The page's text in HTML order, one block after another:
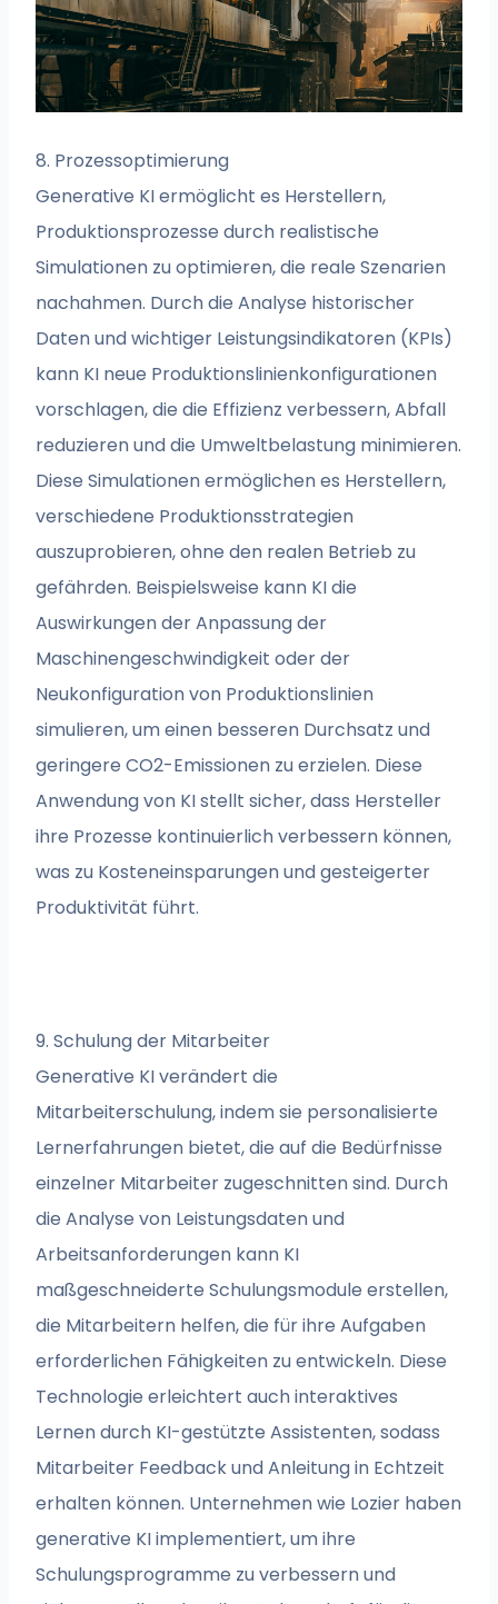
8. Prozessoptimierung
Generative KI ermöglicht es Herstellern,
Produktionsprozesse durch realistische
Simulationen zu optimieren, die reale Szenarien
nachahmen. Durch die Analyse historischer
Daten und wichtiger Leistungsindikatoren (KPIs)
kann KI neue Produktionslinienkonfigurationen
vorschlagen, die die Effizienz verbessern, Abfall
reduzieren und die Umweltbelastung minimieren.
Diese Simulationen ermöglichen es Herstellern,
verschiedene Produktionsstrategien
auszuprobieren, ohne den realen Betrieb zu
gefährden. Beispielsweise kann KI die
Auswirkungen der Anpassung der
Maschinengeschwindigkeit oder der
Neukonfiguration von Produktionslinien
simulieren, um einen besseren Durchsatz und
geringere CO2-Emissionen zu erzielen. Diese
Anwendung von KI stellt sicher, dass Hersteller
ihre Prozesse kontinuierlich verbessern können,
was zu Kosteneinsparungen und gesteigerter
Produktivität führt.
9. Schulung der Mitarbeiter
Generative KI verändert die
Mitarbeiterschulung, indem sie personalisierte
Lernerfahrungen bietet, die auf die Bedürfnisse
einzelner Mitarbeiter zugeschnitten sind. Durch
die Analyse von Leistungsdaten und
Arbeitsanforderungen kann KI
maßgeschneiderte Schulungsmodule erstellen,
die Mitarbeitern helfen, die für ihre Aufgaben
erforderlichen Fähigkeiten zu entwickeln. Diese
Technologie erleichtert auch interaktives
Lernen durch KI-gestützte Assistenten, sodass
Mitarbeiter Feedback und Anleitung in Echtzeit
erhalten können. Unternehmen wie Lozier haben
generative KI implementiert, um ihre
Schulungsprogramme zu verbessern und